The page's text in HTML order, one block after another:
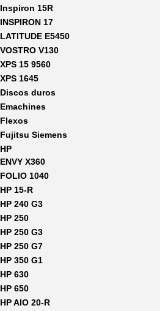
Inspiron 15R
INSPIRON 17
LATITUDE E5450
VOSTRO V130
XPS 15 9560
XPS 1645
Discos duros
Emachines
Flexos
Fujitsu Siemens
HP
ENVY X360
FOLIO 1040
HP 15-R
HP 240 G3
HP 250
HP 250 G3
HP 250 G7
HP 350 G1
HP 630
HP 650
HP AIO 20-R